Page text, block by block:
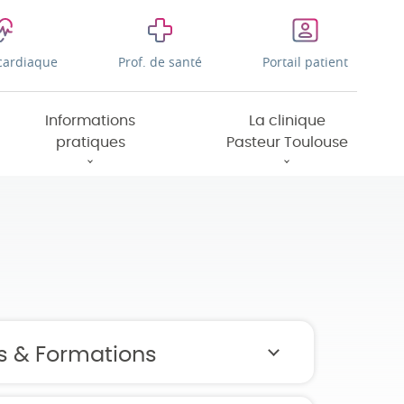
Prof. de santé Portail patient
Informations
pratiques
La clinique
Pasteur Toulouse
& Formations